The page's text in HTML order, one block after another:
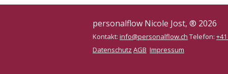
personalflow Nicole Jost, ® 2026
Kontakt: info@personalflow.ch Telefon:
Datenschutz AGB Impressum